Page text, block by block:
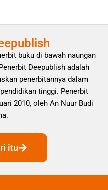
buku di bawah naungan
Deepublish adalah
penerbitannya dalam
tinggi. Penerbit
2010, oleh An Nuur Budi
itu